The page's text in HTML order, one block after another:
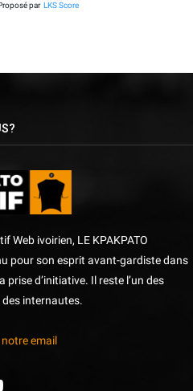
par LKS Score
Web ivoirien, LE KPAKPATO
pour son esprit avant-gardiste dans
prise d’initiative. Il reste l’un des
internautes.
notre email